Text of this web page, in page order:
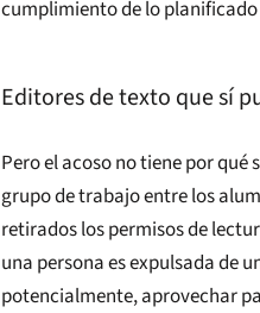
cumplimiento de lo
Editores de texto que sí
Pero el acoso no tiene por qué
grupo de trabajo entre los
retirados los permisos de
una persona es expulsada de
potencialmente, aprovechar